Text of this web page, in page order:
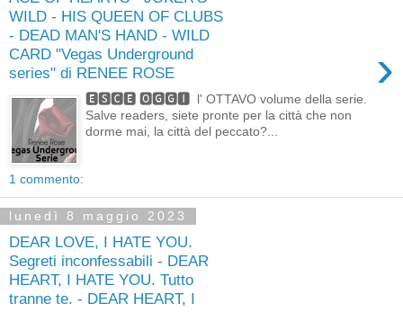
WILD - HIS QUEEN OF CLUBS
- DEAD MAN'S HAND - WILD
CARD "Vegas Underground
series" di RENEE ROSE
›
🅴🆂🅲🅴 🅾🅶🅶🅸 l' OTTAVO volume della serie.
Salve readers, siete pronte per la città che non
dorme mai, la città del peccato?...
1 commento:
lunedì 8 maggio 2023
DEAR LOVE, I HATE YOU.
Segreti inconfessabili - DEAR
HEART, I HATE YOU. Tutto
tranne te. - DEAR HEART, I